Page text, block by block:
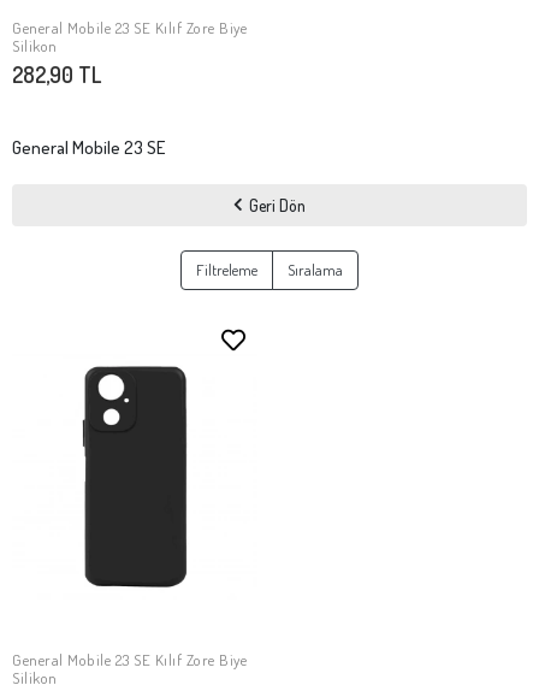
SEPETE EKLE
General Mobile 23 SE Kılıf Zore Biye
Silikon
282,90 TL
General Mobile 23 SE
Geri Dön
Filtreleme Sıralama
SEPETE EKLE
General Mobile 23 SE Kılıf Zore Biye
Silikon